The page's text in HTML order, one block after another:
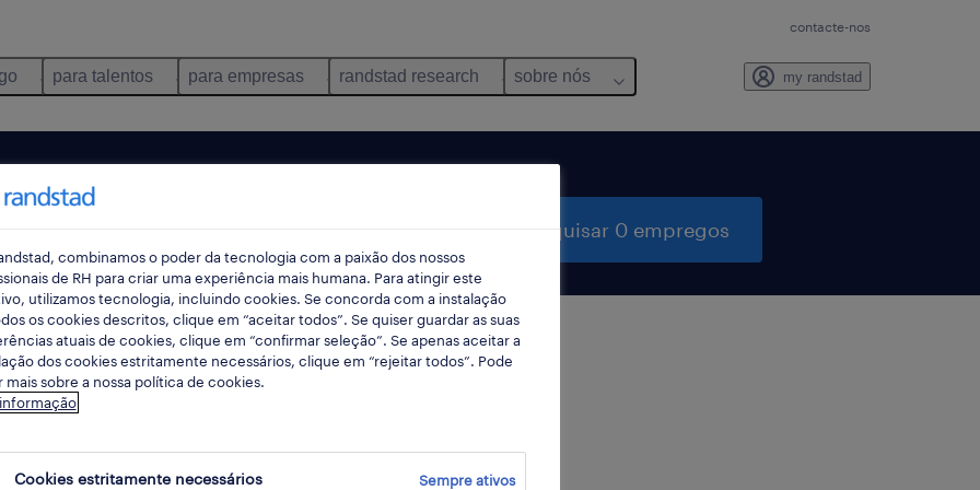
contacte-nos
para talentos para empresas randstad research sobre nós my randstad
pesquisar 0 empregos
resultados para a sua pesquisa.
combinamos o poder da tecnologia com a paixão dos nossos
de RH para criar uma experiência mais humana. Para atingir este
utilizamos tecnologia, incluindo cookies. Se concorda com a instalação
os cookies descritos, clique em “aceitar todos”. Se quiser guardar as suas
atuais de cookies, clique em “confirmar seleção”. Se apenas aceitar a
dos cookies estritamente necessários, clique em “rejeitar todos”. Pode
mais sobre a nossa política de cookies.
Cookies estritamente necessários Sempre ativos